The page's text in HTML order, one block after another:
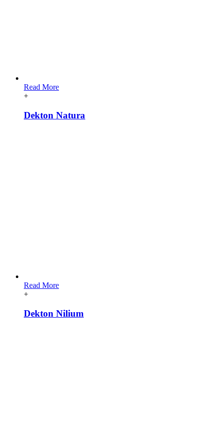
Read More
+
Dekton Natura
Read More
+
Dekton Nilium